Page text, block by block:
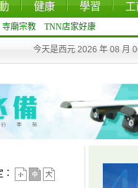
健康 學習 工
寺廟宗教 TNN店家好康
今天是西元 2026 年 08 月